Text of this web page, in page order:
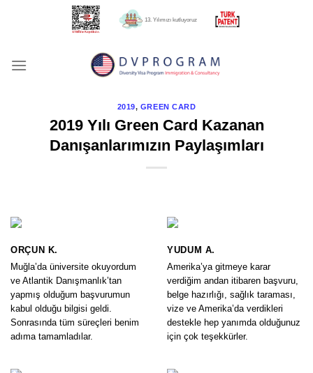
13. Yılımızı kutluyoruz
2019, GREEN CARD
2019 Yılı Green Card Kazanan
Danışanlarımızın Paylaşımları
ORÇUN K.
Muğla’da üniversite okuyordum
ve Atlantik Danışmanlık’tan
yapmış olduğum başvurumun
kabul olduğu bilgisi geldi.
Sonrasında tüm süreçleri benim
adıma tamamladılar.
YUDUM A.
Amerika’ya gitmeye karar
verdiğim andan itibaren başvuru,
belge hazırlığı, sağlık taraması,
vize ve Amerika’da verdikleri
destekle hep yanımda olduğunuz
için çok teşekkürler.